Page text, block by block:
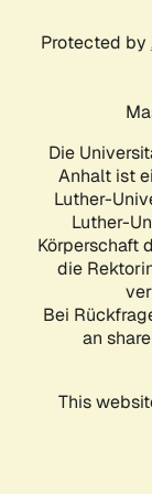
Protected by
Die
Anhalt ist
Luther-
Luther-
Körperschaft
die
Bei
an
This